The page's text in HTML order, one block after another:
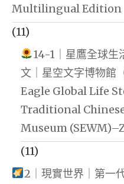
Multilingual Edition
(11)
14-1｜星鷹全球生
文｜星空文字博物館
Eagle Global Life
Traditional
Museum
(11)
2｜現實世界｜第一